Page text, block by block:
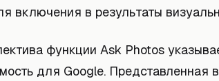
включения в результаты
функции Ask Photos
для Google. Представленная